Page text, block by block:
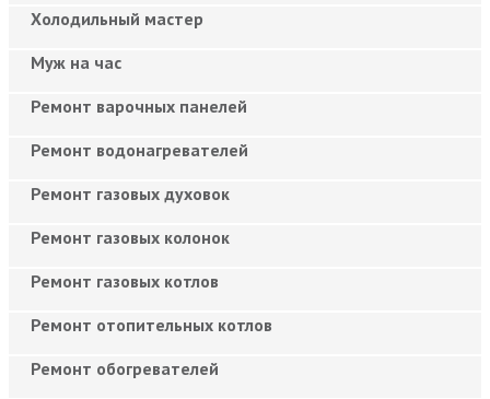
Холодильный мастер
Муж на час
Ремонт варочных панелей
Ремонт водонагревателей
Ремонт газовых духовок
Ремонт газовых колонок
Ремонт газовых котлов
Ремонт отопительных котлов
Ремонт обогревателей